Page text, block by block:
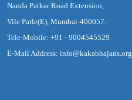
Nanda Patkar Road Extension,
Vile Parle(E), Mumbai-400057.
Tele-Mobile: +91 - 9004545529
E-Mail Address: info@kakabhajans.org